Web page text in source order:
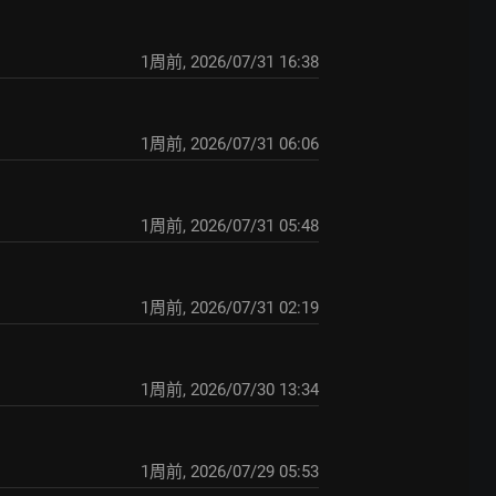
1周前, 2026/07/31 16:38
1周前, 2026/07/31 06:06
1周前, 2026/07/31 05:48
1周前, 2026/07/31 02:19
1周前, 2026/07/30 13:34
1周前, 2026/07/29 05:53